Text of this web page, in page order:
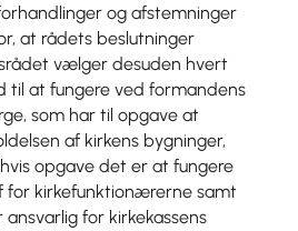
og afstemninger
at rådets beslutninger
vælger desuden hvert
at fungere ved formandens
som har til opgave at
af kirkens bygninger,
opgave det er at fungere
for kirkefunktionærerne samt
ansvarlig for kirkekassens